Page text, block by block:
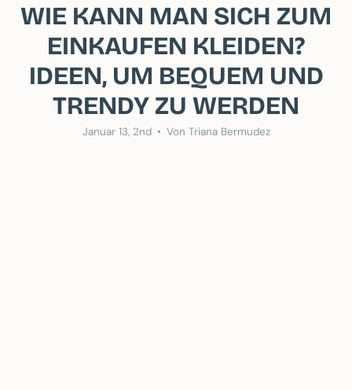
WIE KANN MAN SICH ZUM
EINKAUFEN KLEIDEN?
IDEEN, UM BEQUEM UND
TRENDY ZU WERDEN
Januar 13, 2nd Von Triana Bermudez